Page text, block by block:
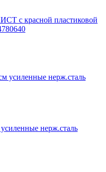
с красной пластиковой
нерж.сталь